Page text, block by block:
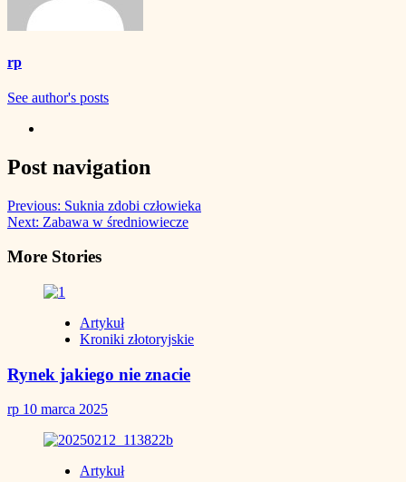
rp
See author's posts
Post navigation
Previous: Suknia zdobi człowieka
Next: Zabawa w średniowiecze
More Stories
Artykuł
Kroniki złotoryjskie
Rynek jakiego nie znacie
rp 10 marca 2025
Artykuł